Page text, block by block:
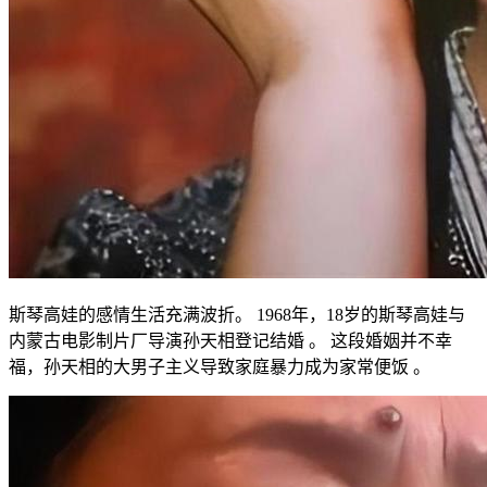
斯琴高娃的感情生活充满波折。 1968年，18岁的斯琴高娃与
内蒙古电影制片厂导演孙天相登记结婚 。 这段婚姻并不幸
福，孙天相的大男子主义导致家庭暴力成为家常便饭 。